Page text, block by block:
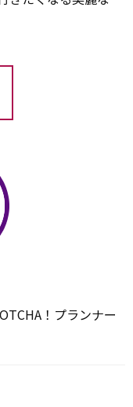
！プランナー